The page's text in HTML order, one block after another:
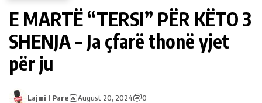
E MARTË “TERSI” PËR KËTO 3
SHENJA – Ja çfarë thonë yjet
për ju
Lajmi I Pare August 20, 2024 0